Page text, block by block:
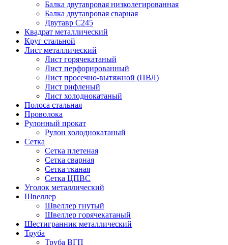
Балка двутавровая низколегированная
Балка двутавровая сварная
Двутавр С245
Квадрат металлический
Круг стальной
Лист металлический
Лист горячекатаный
Лист перфорированный
Лист просечно-вытяжной (ПВЛ)
Лист рифленый
Лист холоднокатаный
Полоса стальная
Проволока
Рулонный прокат
Рулон холоднокатаный
Сетка
Сетка плетеная
Сетка сварная
Сетка тканая
Сетка ЦПВС
Уголок металлический
Швеллер
Швеллер гнутый
Швеллер горячекатаный
Шестигранник металлический
Труба
Труба ВГП